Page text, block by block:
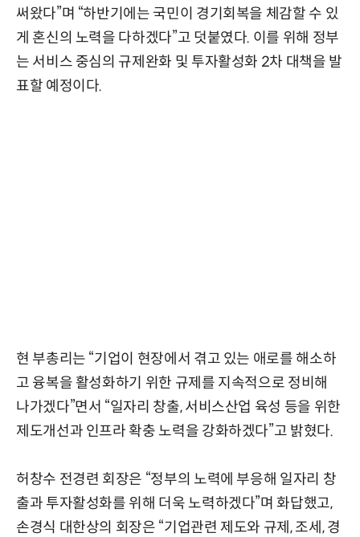
써왔다”며 “하반기에는 국민이 경기회복을 체감할 수 있
게 혼신의 노력을 다하겠다”고 덧붙였다. 이를 위해 정부
는 서비스 중심의 규제완화 및 투자활성화 2차 대책을 발
표할 예정이다.
현 부총리는 “기업이 현장에서 겪고 있는 애로를 해소하
고 융복을 활성화하기 위한 규제를 지속적으로 정비해
나가겠다”면서 “일자리 창출, 서비스산업 육성 등을 위한
제도개선과 인프라 확충 노력을 강화하겠다”고 밝혔다.
허창수 전경련 회장은 “정부의 노력에 부응해 일자리 창
출과 투자활성화를 위해 더욱 노력하겠다”며 화답했고,
손경식 대한상의 회장은 “기업관련 제도와 규제, 조세, 경